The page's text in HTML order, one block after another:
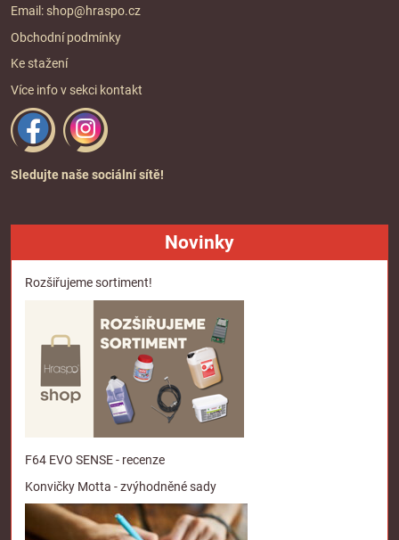
Email: shop@hraspo.cz
Obchodní podmínky
Ke stažení
Více info v sekci kontakt
Sledujte naše sociální sítě!
Novinky
Rozšiřujeme sortiment!
F64 EVO SENSE - recenze
Konvičky Motta - zvýhodněné sady